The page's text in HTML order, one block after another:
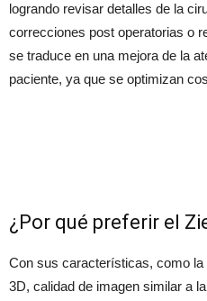
logrando revisar detalles de la
correcciones post operatorias o
se traduce en una mejora de la
paciente, ya que se optimizan
¿Por qué preferir el
Con sus características, como
3D, calidad de imagen similar a